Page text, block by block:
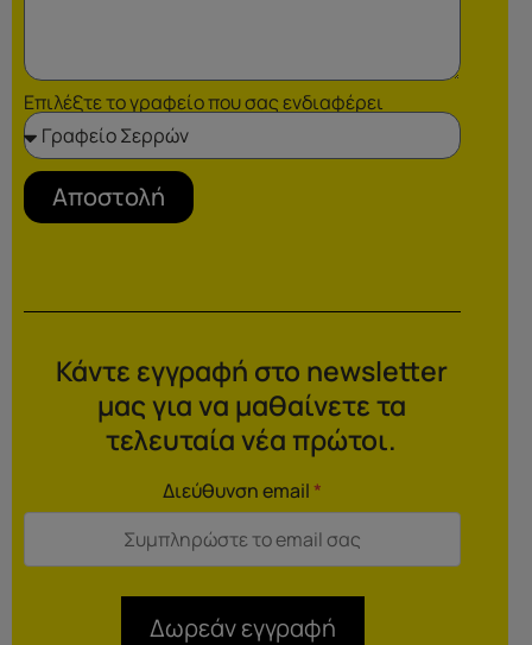
Επιλέξτε το γραφείο που σας ενδιαφέρει
Αποστολή
Κάντε εγγραφή στο newsletter
μας για να μαθαίνετε τα
τελευταία νέα πρώτοι.
Διεύθυνση email*
Δωρεάν εγγραφή